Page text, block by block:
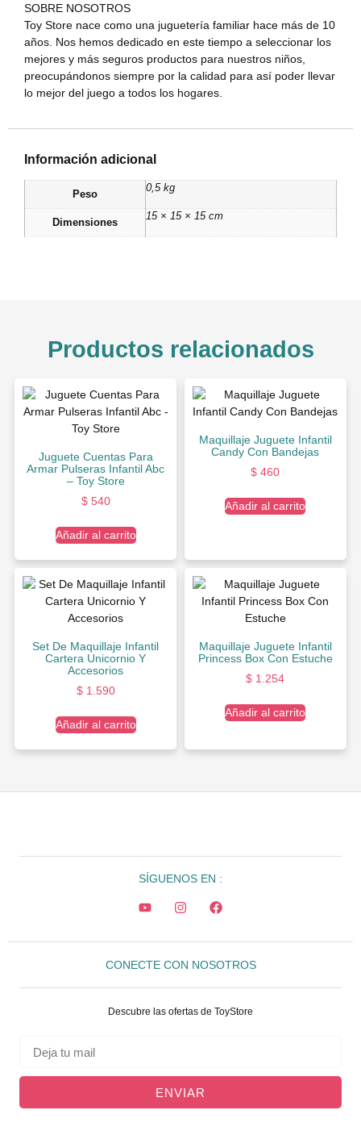
SOBRE NOSOTROS
Toy Store nace como una juguetería familiar hace más de 10
años. Nos hemos dedicado en este tiempo a seleccionar los
mejores y más seguros productos para nuestros niños,
preocupándonos siempre por la calidad para así poder llevar
lo mejor del juego a todos los hogares.
Información adicional
Peso
0,5 kg
Dimensiones
15 × 15 × 15 cm
Productos relacionados
Juguete Cuentas Para
Armar Pulseras Infantil Abc
– Toy Store
$540
Añadir al carrito
Maquillaje Juguete Infantil
Candy Con Bandejas
$ 460
Añadir al carrito
Set De Maquillaje Infantil
Cartera Unicornio Y
Accesorios
$1.590
Añadir al carrito
Maquillaje Juguete Infantil
Princess Box Con Estuche
$ 1.254
Añadir al carrito
SÍGUENOS EN :
CONECTE CON NOSOTROS
Descubre las ofertas de ToyStore
ENVIAR